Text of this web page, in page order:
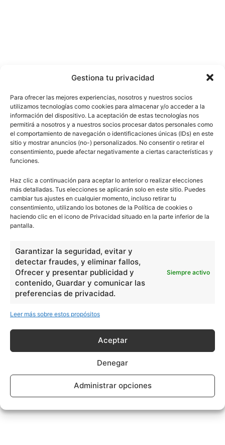
Gestiona tu privacidad
Para ofrecer las mejores experiencias, nosotros y nuestros socios
utilizamos tecnologías como cookies para almacenar y/o acceder a la
información del dispositivo. La aceptación de estas tecnologías nos
permitirá a nosotros y a nuestros socios procesar datos personales como
el comportamiento de navegación o identificaciones únicas (IDs) en este
sitio y mostrar anuncios (no-) personalizados. No consentir o retirar el
consentimiento, puede afectar negativamente a ciertas características y
funciones.
Haz clic a continuación para aceptar lo anterior o realizar elecciones
más detalladas. Tus elecciones se aplicarán solo en este sitio. Puedes
cambiar tus ajustes en cualquier momento, incluso retirar tu
consentimiento, utilizando los botones de la Política de cookies o
haciendo clic en el icono de Privacidad situado en la parte inferior de la
pantalla.
Garantizar la seguridad, evitar y
detectar fraudes, y eliminar fallos,
Ofrecer y presentar publicidad y
contenido, Guardar y comunicar las
preferencias de privacidad.
Siempre activo
Leer más sobre estos propósitos
Aceptar
Denegar
Administrar opciones